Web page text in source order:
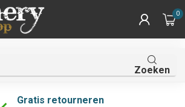
0
Zoeken
Gratis retourneren